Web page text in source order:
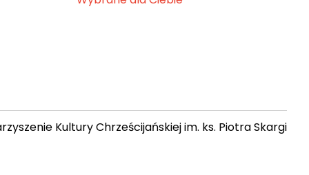
Kultury Chrześcijańskiej im. ks. Piotra Skargi